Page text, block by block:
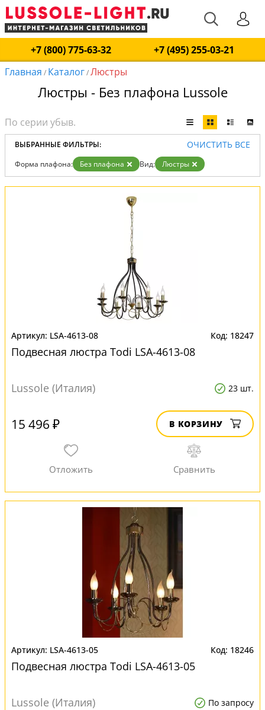
+7 (800) 775-63-32
+7 (495) 255-03-21
Главная / Каталог/Люстры
Люстры - Без плафона Lussole
ВЫБРАННЫЕ ФИЛЬТРЫ: ОЧИСТИТЬ ВСЕ
Форма плафона: Без плафона Вид: Люстры
LSA-4613-08 18247
Подвесная люстра Todi LSA-4613-08
Lussole (Италия) 23 шт.
15 496 ₽ В КОРЗИНУ
LSA-4613-05 18246
Подвесная люстра Todi LSA-4613-05
Lussole (Италия) По запросу